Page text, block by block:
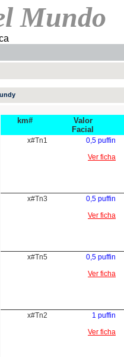
Mundo
km#
Valor
Facial
x#Tn1
0,5 puffin
Ver ficha
x#Tn3
0,5 puffin
Ver ficha
x#Tn5
0,5 puffin
Ver ficha
x#Tn2
1 puffin
Ver ficha